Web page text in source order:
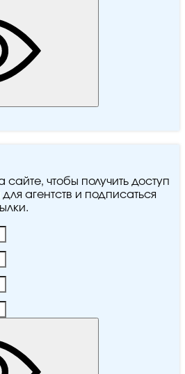
сайте, чтобы получить доступ
агентств и подписаться